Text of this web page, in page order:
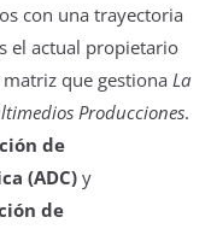
con una trayectoria
el actual propietario
matriz que gestionaLa
Producciones.
de
(ADC) y
de